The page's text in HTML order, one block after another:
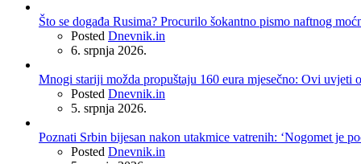
Što se događa Rusima? Procurilo šokantno pismo naftnog
Posted Dnevnik.in
6. srpnja 2026.
Mnogi stariji možda propuštaju 160 eura mjesečno: Ovi uvjeti
Posted Dnevnik.in
5. srpnja 2026.
Poznati Srbin bijesan nakon utakmice vatrenih: ‘Nogomet je
Posted Dnevnik.in